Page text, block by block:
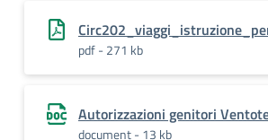
pdf - 271 kb
Autorizzazioni genitori
document - 13 kb